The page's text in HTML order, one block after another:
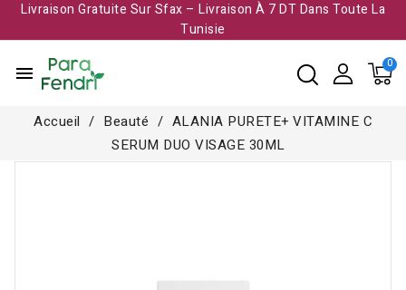
Livraison Gratuite Sur Sfax – Livraison À 7 DT Dans Toute La
Tunisie​
menu
Accueil Beauté
ALANIA PURETE+ VITAMINE C
SERUM DUO VISAGE 30ML